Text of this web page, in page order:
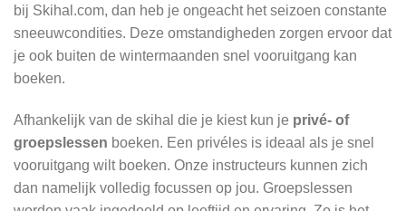
bij Skihal.com, dan heb je ongeacht het seizoen constante
sneeuwcondities. Deze omstandigheden zorgen ervoor dat
je ook buiten de wintermaanden snel vooruitgang kan
boeken.
Afhankelijk van de skihal die je kiest kun je privé- of
groepslessen boeken. Een privéles is ideaal als je snel
vooruitgang wilt boeken. Onze instructeurs kunnen zich
dan namelijk volledig focussen op jou. Groepslessen